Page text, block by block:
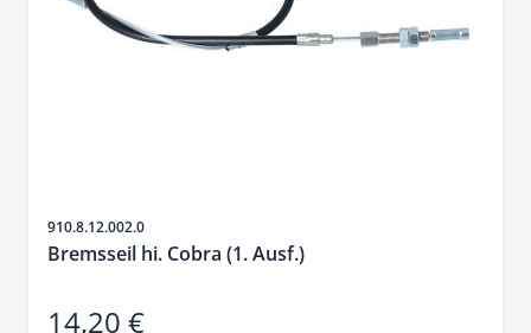
SKU
910.8.12.002.0
Bremsseil hi. Cobra (1. Ausf.)
14,20 €